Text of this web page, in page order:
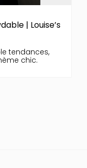
| Louise’s
tendances,
chic.